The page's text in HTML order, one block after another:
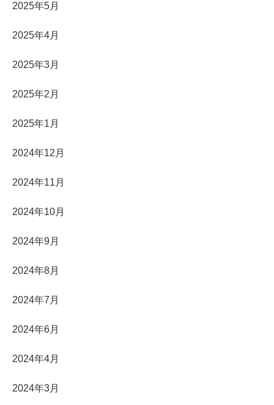
2025年5月
2025年4月
2025年3月
2025年2月
2025年1月
2024年12月
2024年11月
2024年10月
2024年9月
2024年8月
2024年7月
2024年6月
2024年4月
2024年3月